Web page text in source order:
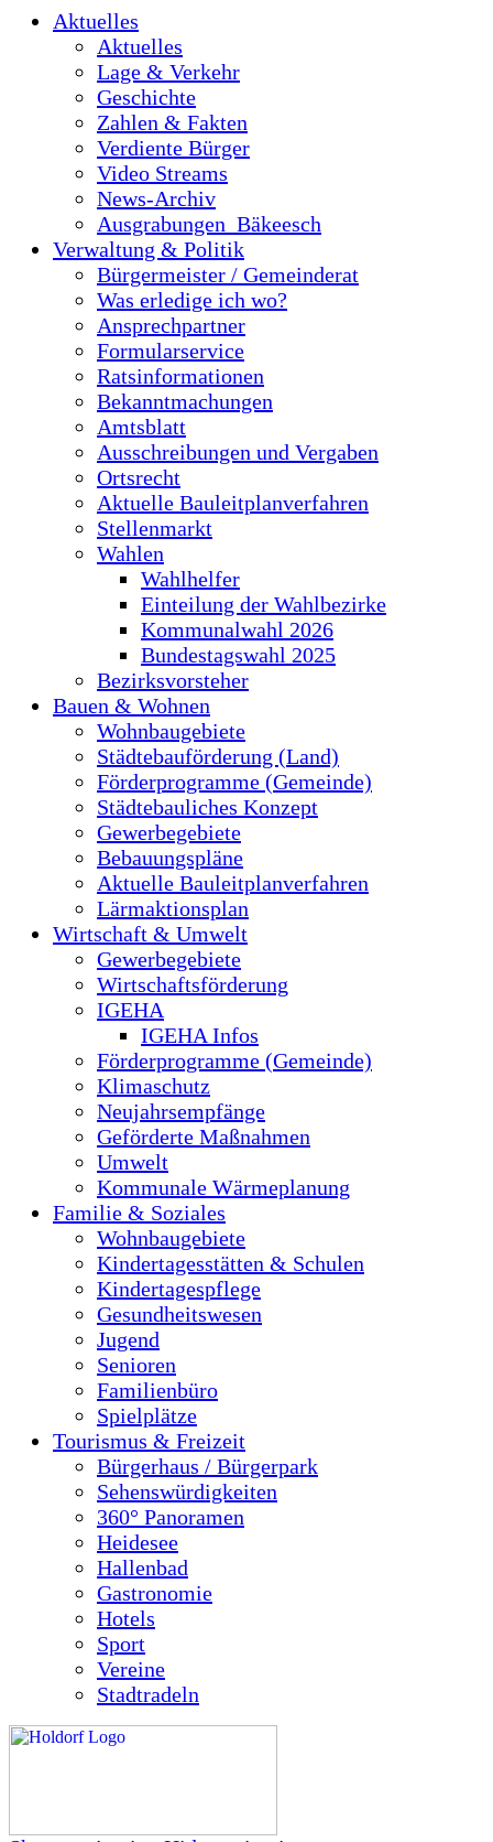
Aktuelles
Aktuelles
Lage & Verkehr
Geschichte
Zahlen & Fakten
Verdiente Bürger
Video Streams
News-Archiv
Ausgrabungen_Bäkeesch
Verwaltung & Politik
Bürgermeister / Gemeinderat
Was erledige ich wo?
Ansprechpartner
Formularservice
Ratsinformationen
Bekanntmachungen
Amtsblatt
Ausschreibungen und Vergaben
Ortsrecht
Aktuelle Bauleitplanverfahren
Stellenmarkt
Wahlen
Wahlhelfer
Einteilung der Wahlbezirke
Kommunalwahl 2026
Bundestagswahl 2025
Bezirksvorsteher
Bauen & Wohnen
Wohnbaugebiete
Städtebauförderung (Land)
Förderprogramme (Gemeinde)
Städtebauliches Konzept
Gewerbegebiete
Bebauungspläne
Aktuelle Bauleitplanverfahren
Lärmaktionsplan
Wirtschaft & Umwelt
Gewerbegebiete
Wirtschaftsförderung
IGEHA
IGEHA Infos
Förderprogramme (Gemeinde)
Klimaschutz
Neujahrsempfänge
Geförderte Maßnahmen
Umwelt
Kommunale Wärmeplanung
Familie & Soziales
Wohnbaugebiete
Kindertagesstätten & Schulen
Kindertagespflege
Gesundheitswesen
Jugend
Senioren
Familienbüro
Spielplätze
Tourismus & Freizeit
Bürgerhaus / Bürgerpark
Sehenswürdigkeiten
360° Panoramen
Heidesee
Hallenbad
Gastronomie
Hotels
Sport
Vereine
Stadtradeln